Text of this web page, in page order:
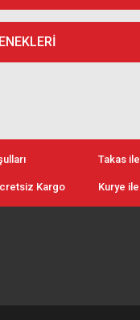
Takas
Kargo Kurye